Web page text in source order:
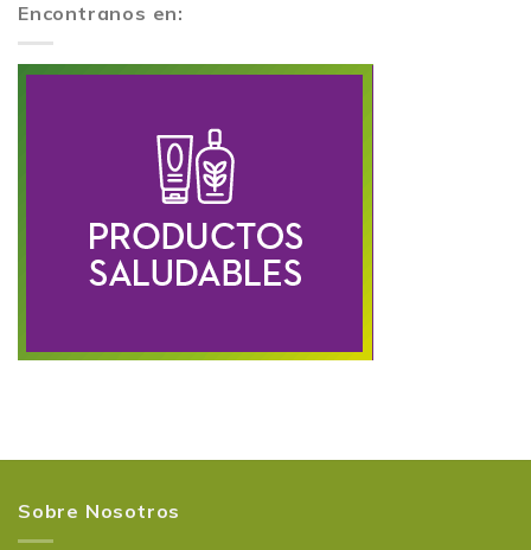
Encontranos en:
Sobre Nosotros